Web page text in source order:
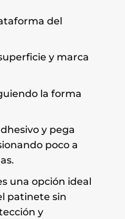
del
y marca
la forma
y pega
poco a
una opción ideal
patinete sin
y